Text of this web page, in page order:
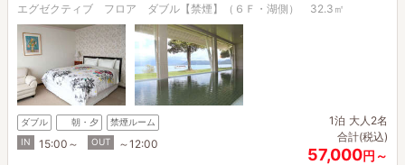
エグゼクティブ フロア ダブル【禁煙】（６Ｆ・湖側） 32.3㎡
ダブル 朝・夕
禁煙ルーム
IN
15:00～ OUT ～12:00
1泊 大人2名
合計(税込)
57,000円～